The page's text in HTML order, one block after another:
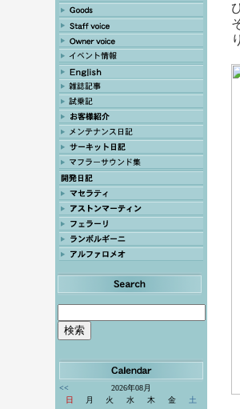
<<
2026年08月
日
月 火 水 木 金
土